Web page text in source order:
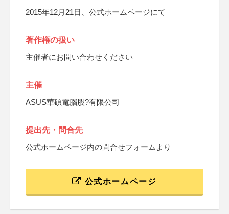
2015年12月21日、公式ホームページにて
著作権の扱い
主催者にお問い合わせください
主催
ASUS華碩電腦股?有限公司
提出先・問合先
公式ホームページ内の問合せフォームより
公式ホームページ